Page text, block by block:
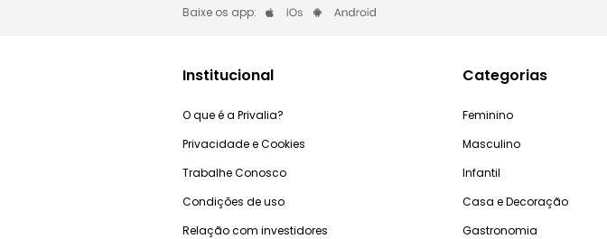
Baixe os app:
Institucional
O que é a Privalia?
Privacidade e Cookies
Trabalhe Conosco
Condições de uso
Relação com investidores
Categorias
Feminino
Masculino
Infantil
Casa e Decoração
Gastronomia